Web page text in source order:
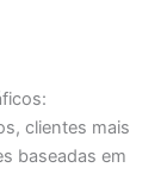
clientes mais
baseadas em